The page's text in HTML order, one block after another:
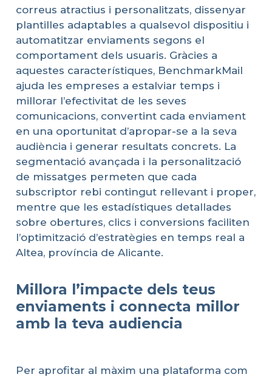
correus atractius i personalitzats, dissenyar
plantilles adaptables a qualsevol dispositiu i
automatitzar enviaments segons el
comportament dels usuaris. Gràcies a
aquestes característiques, BenchmarkMail
ajuda les empreses a estalviar temps i
millorar l’efectivitat de les seves
comunicacions, convertint cada enviament
en una oportunitat d’apropar-se a la seva
audiència i generar resultats concrets. La
segmentació avançada i la personalització
de missatges permeten que cada
subscriptor rebi contingut rellevant i proper,
mentre que les estadístiques detallades
sobre obertures, clics i conversions faciliten
l’optimització d’estratègies en temps real a
Altea, província de Alicante.
Millora l’impacte dels teus
enviaments i connecta millor
amb la teva audiencia
Per aprofitar al màxim una plataforma com